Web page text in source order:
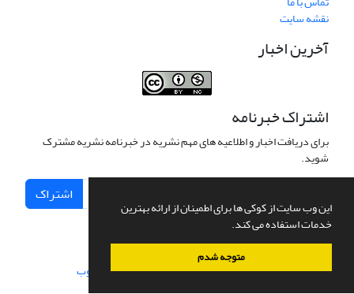
این وب سایت از کوکی ها برای اطمینان از ارائه بهترین
خدمات استفاده می کند.
متوجه شدم
نقشه سایت
آخرین اخبار
اشتراک خبرنامه
برای دریافت اخبار و اطلاعیه های مهم نشریه در خبرنامه نشریه مشترک
شوید.
اشتراک
سامانه مدیریت نشریات علمی.طراحی و پیاده سازی از سیناوب